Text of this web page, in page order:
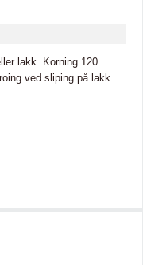
lakk. Korning 120.
ved sliping på lakk og